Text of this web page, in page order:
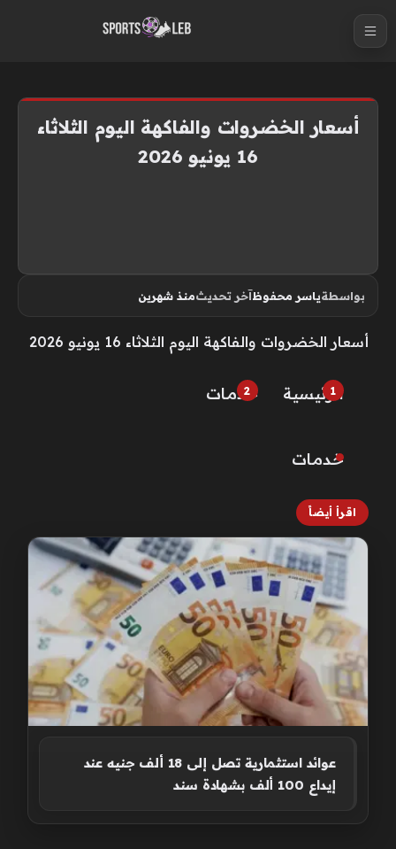
أسعار الخضروات والفاكهة اليوم الثلاثاء
16 يونيو 2026
بواسطةياسر محفوظآخر تحديثمنذ شهرين
أسعار الخضروات والفاكهة اليوم الثلاثاء 16 يونيو 2026
الرئيسية خـدمـات
خـدمـات
اقرأ أيضاً
عوائد استثمارية تصل إلى 18 ألف جنيه عند
إيداع 100 ألف بشهادة سند